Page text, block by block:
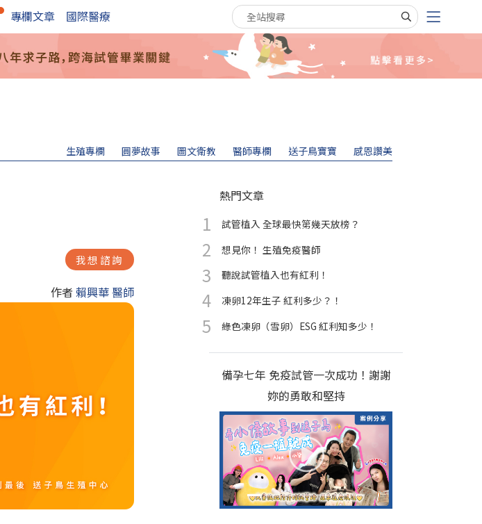
專欄文章 國際醫療 搜尋關鍵字
生殖專欄 圓夢故事 圖文衛教 醫師專欄 送子鳥寶寶 感恩讚美
我想諮詢
作者 賴興華 醫師
熱門文章
試管植入 全球最快第幾天放榜？
想見你！ 生殖免疫醫師
聽說試管植入也有紅利！
凍卵12年生子 紅利多少？！
綠色凍卵（雪卵）ESG 紅利知多少！
七年試管植入失敗｜送子鳥一次成
功逆轉勝 廚佛瑞德ＸHallen